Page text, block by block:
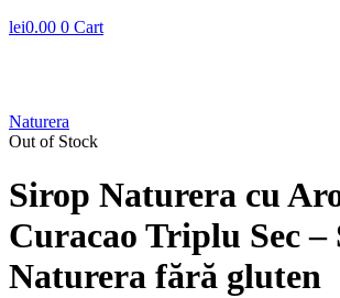
lei0.00 0 Cart
Naturera
Out of Stock
Sirop Naturera cu
Curacao Triplu Sec –
Naturera fără gluten